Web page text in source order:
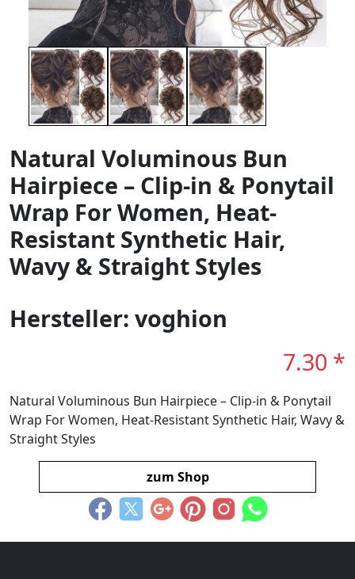
Natural Voluminous Bun
Hairpiece – Clip-in & Ponytail
Wrap For Women, Heat-
Resistant Synthetic Hair,
Wavy & Straight Styles
Hersteller: voghion
7.30 *
Natural Voluminous Bun Hairpiece – Clip-in & Ponytail
Wrap For Women, Heat-Resistant Synthetic Hair, Wavy &
Straight Styles
zum Shop